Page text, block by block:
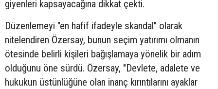
giyenleri kapsayacağına dikkat çekti.
Düzenlemeyi "en hafif ifadeyle skandal" olarak
nitelendiren Özersay, bunun seçim yatırımı olmanın
ötesinde belirli kişileri bağışlamaya yönelik bir adım
olduğunu öne sürdü. Özersay, "Devlete, adalete ve
hukukun üstünlüğüne olan inanç kırıntılarını ayaklar